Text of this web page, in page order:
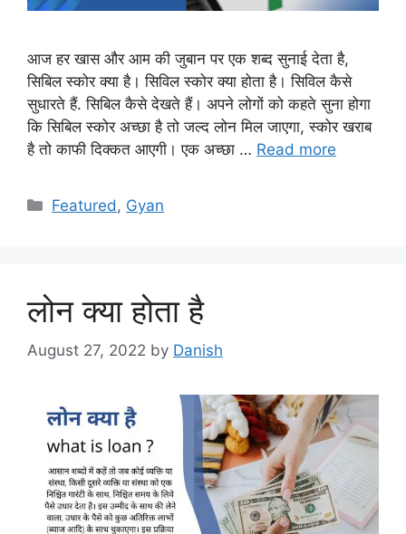
आज हर खास और आम की जुबान पर एक शब्द सुनाई देता है,
सिबिल स्कोर क्या है। सिविल स्कोर क्या होता है। सिविल कैसे
सुधारते हैं. सिबिल कैसे देखते हैं। अपने लोगों को कहते सुना होगा
कि सिबिल स्कोर अच्छा है तो जल्द लोन मिल जाएगा, स्कोर खराब
है तो काफी दिक्कत आएगी। एक अच्छा … Read more
Categories
Featured , Gyan
लोन क्या होता है
August 27, 2022 by Danish